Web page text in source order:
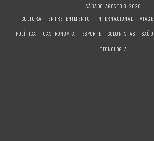
SÁBADO, AGOSTO 8, 2026
CULTURA
ENTRETENIMENTO INTERNACIONAL
POLÍTICA
GASTRONOMIA ESPORTE COLUNISTAS
TECNOLOGIA